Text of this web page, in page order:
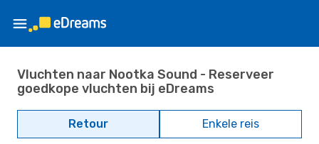
Vluchten naar Nootka Sound - Reserveer
goedkope vluchten bij eDreams
Retour Enkele reis